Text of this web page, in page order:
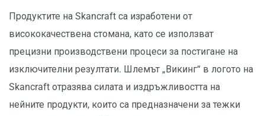
Продуктите на Skancraft са изработени от
висококачествена стомана, като се използват
прецизни производствени процеси за постигане на
изключителни резултати. Шлемът „Викинг“ в логото на
Skancraft отразява силата и издръжливостта на
нейните продукти, които са предназначени за тежки